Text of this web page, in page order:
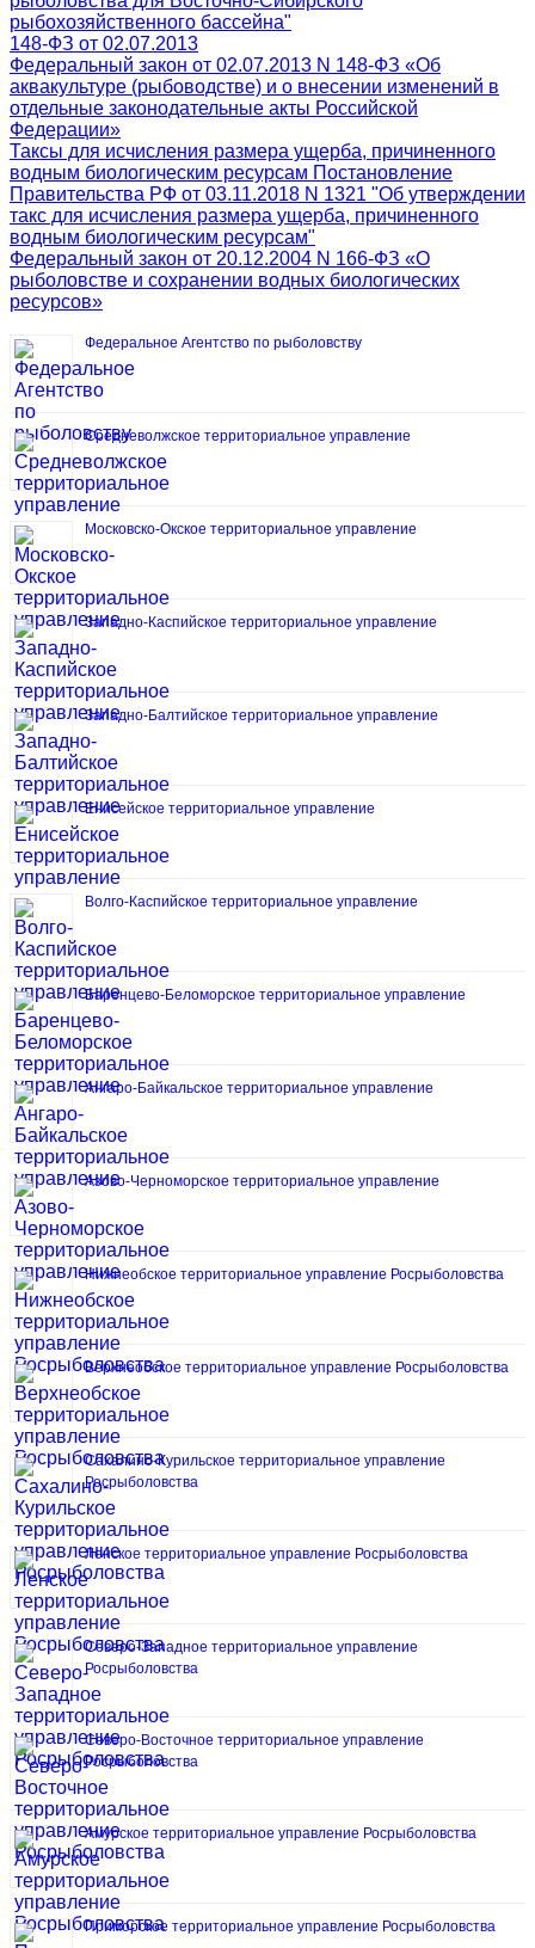
рыбохозяйственного бассейна"
148-ФЗ от 02.07.2013
Федеральный закон от 02.07.2013 N 148-ФЗ «Об
аквакультуре (рыбоводстве) и о внесении изменений в
отдельные законодательные акты Российской
Федерации»
Таксы для исчисления размера ущерба, причиненного
водным биологическим ресурсам Постановление
Правительства РФ от 03.11.2018 N 1321 "Об утверждении
такс для исчисления размера ущерба, причиненного
водным биологическим ресурсам"
Федеральный закон от 20.12.2004 N 166-ФЗ «О
рыболовстве и сохранении водных биологических
ресурсов»
Федеральное Агентство по рыболовству
Средневолжское территориальное управление
Московско-Окское территориальное управление
Западно-Каспийское территориальное управление
Западно-Балтийское территориальное управление
Енисейское территориальное управление
Волго-Каспийское территориальное управление
Баренцево-Беломорское территориальное управление
Ангаро-Байкальское территориальное управление
Азово-Черноморское территориальное управление
Нижнеобское территориальное управление Росрыболовства
Верхнеобское территориальное управление Росрыболовства
Сахалино-Курильское территориальное управление
Росрыболовства
Ленское территориальное управление Росрыболовства
Северо-Западное территориальное управление
Росрыболовства
Северо-Восточное территориальное управление
Росрыболовства
Амурское территориальное управление Росрыболовства
Приморское территориальное управление Росрыболовства